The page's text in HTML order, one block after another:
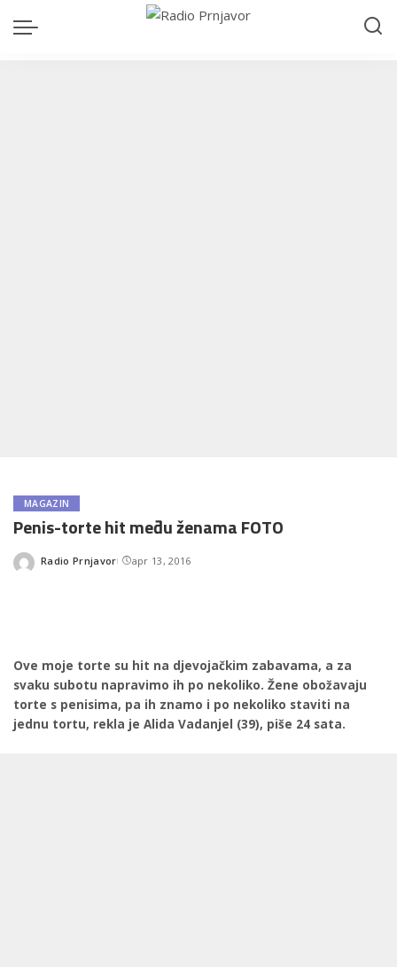
MAGAZIN
Penis-torte hit među ženama FOTO
Posted
Radio Prnjavor apr 13, 2016
Ove moje torte su hit na djevojačkim zabavama, a za
svaku subotu napravimo ih po nekoliko. Žene obožavaju
torte s penisima, pa ih znamo i po nekoliko staviti na
jednu tortu, rekla je Alida Vadanjel (39), piše 24 sata.